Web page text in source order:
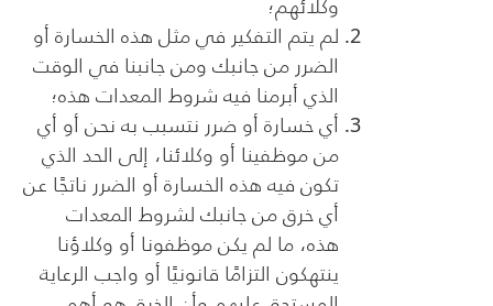
لم يتم التفكير في مثل هذه الخسارة أو
الضرر من جانبك ومن جانبنا في الوقت
الذي أبرمنا فيه شروط المعدات هذه؛
أي خسارة أو ضرر نتسبب به نحن أو أي
من موظفينا أو وكلائنا، إلى الحد الذي
تكون فيه هذه الخسارة أو الضرر ناتجًا عن
أي خرق من جانبك لشروط المعدات
هذه، ما لم يكن موظفونا أو وكلاؤنا
ينتهكون التزامًا قانونيًا أو واجب الرعاية